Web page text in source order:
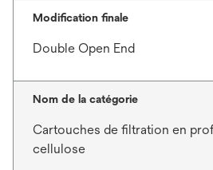
Modification finale
Double Open End
Nom de la catégorie
Cartouches de filtration en
cellulose